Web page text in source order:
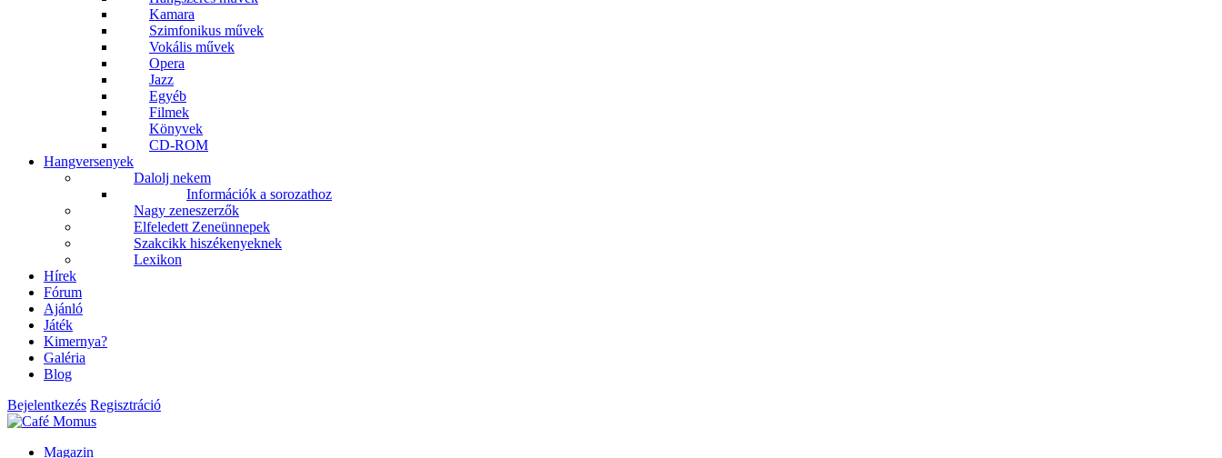
Kamara
Szimfonikus művek
Vokális művek
Opera
Jazz
Egyéb
Filmek
Könyvek
CD-ROM
Hangversenyek
Dalolj nekem
Információk a sorozathoz
Nagy zeneszerzők
Elfeledett Zeneünnepek
Szakcikk hiszékenyeknek
Lexikon
Hírek
Fórum
Ajánló
Játék
Kimernya?
Galéria
Blog
Bejelentkezés Regisztráció
Magazin